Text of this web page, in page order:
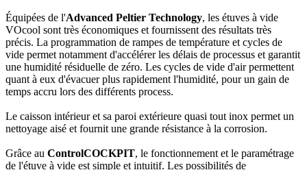
Équipées de l'Advanced Peltier Technology, les étuves à vide
VOcool sont très économiques et fournissent des résultats très
précis. La programmation de rampes de température et cycles de
vide permet notamment d'accélérer les délais de processus et garantit
une humidité résiduelle de zéro. Les cycles de vide d'air permettent
quant à eux d'évacuer plus rapidement l'humidité, pour un gain de
temps accru lors des différents process.
Le caisson intérieur et sa paroi extérieure quasi tout inox permet un
nettoyage aisé et fournit une grande résistance à la corrosion.
Grâce au ControlCOCKPIT, le fonctionnement et le paramétrage
de l'étuve à vide est simple et intuitif. Les possibilités de